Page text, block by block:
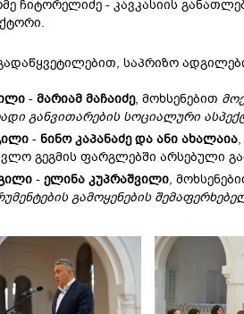
ჩიტორელიძე - კავკასიის
საპრიზო
- მარიამ მაჩაიძე, მოხსენებით
განვითარების სოციალური
- ნინო კაპანაძე და ანი ახალაია,
გეგმის ფარგლებში არსებული
- ელინა კუპრაშვილი,
გამოყენების